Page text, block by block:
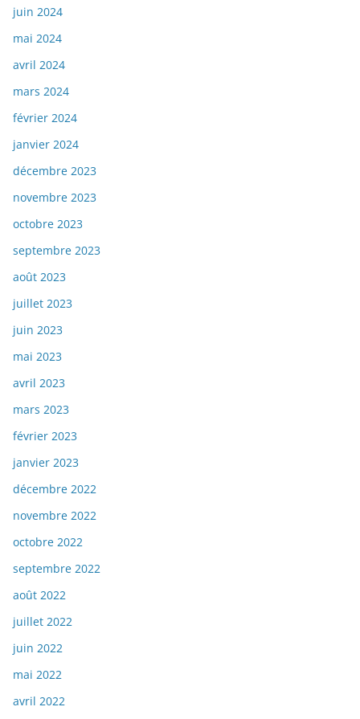
juin 2024
mai 2024
avril 2024
mars 2024
février 2024
janvier 2024
décembre 2023
novembre 2023
octobre 2023
septembre 2023
août 2023
juillet 2023
juin 2023
mai 2023
avril 2023
mars 2023
février 2023
janvier 2023
décembre 2022
novembre 2022
octobre 2022
septembre 2022
août 2022
juillet 2022
juin 2022
mai 2022
avril 2022